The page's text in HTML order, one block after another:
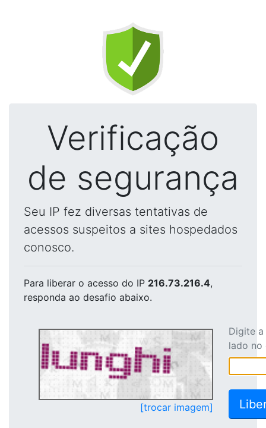
Verificação
de segurança
Seu IP fez diversas tentativas de
acessos suspeitos a sites hospedados
conosco.
Para liberar o acesso do IP 216.73.216.4,
responda ao desafio abaixo.
[trocar imagem]
Digite
lado no